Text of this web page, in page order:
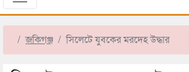
জকিগঞ্জ সিলেটে যুবকের মরদেহ উদ্ধার